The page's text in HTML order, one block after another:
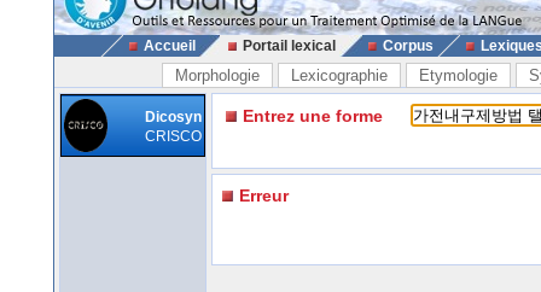
Accueil Portail lexical Corpus
Morphologie Lexicographie Etymologie
Dicosyn
CRISCO
Entrez une forme
Erreur